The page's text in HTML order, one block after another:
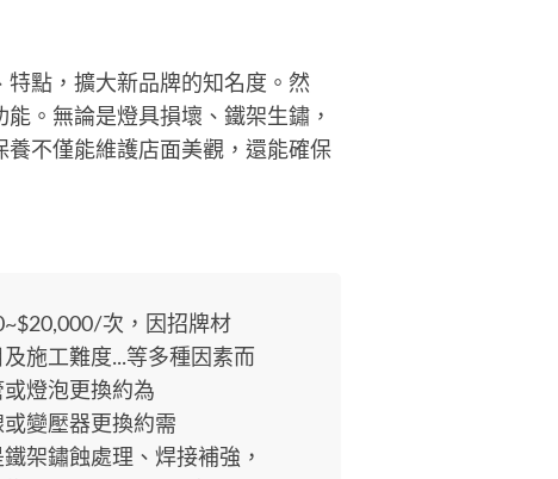
點，擴大新品牌的知名度。然
。無論是燈具損壞、鐵架生鏽，
養不僅能維護店面美觀，還能確保
次，因招牌材
施工難度...等多種因素而
燈泡更換約為
變壓器更換約需
架鏽蝕處理、焊接補強，